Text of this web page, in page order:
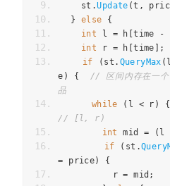
st .Update (t ,
}
else
{
int
l = h [time -
int
r = h [time ];
if
( st . QueryMax ( l
e ) {
// 区间内存在一
品
while
( l < r )
{
// [l, r)
int
mid = ( l
if
( st .
=
price)
{
r = mid ;